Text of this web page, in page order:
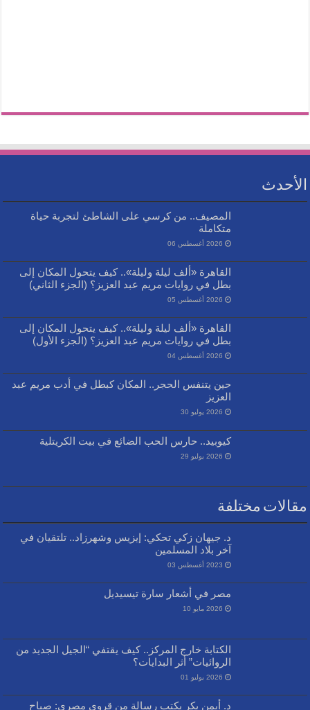
الأحدث
المصيف.. من كرسي على الشاطئ لتجربة حياة
متكاملة
2026 أغسطس 06
القاهرة «ألف ليلة وليلة».. كيف يتحول المكان إلى
بطل في روايات مريم عبد العزيز؟ (الجزء الثاني)
2026 أغسطس 05
القاهرة «ألف ليلة وليلة».. كيف يتحول المكان إلى
بطل في روايات مريم عبد العزيز؟ (الجزء الأول)
2026 أغسطس 04
حين يتنفس الحجر.. المكان كبطل في أدب مريم عبد
العزيز
2026 يوليو 30
كيوبيد.. حارس الحب الضائع في بيت الكريتلية
2026 يوليو 29
مقالات مختلفة
د. جيهان زكي تحكي: إيزيس وشهرزاد.. تلتقيان في
آخر بلاد المسلمين
2023 أغسطس 03
مصر في أشعار سارة تيسيديل
2026 مايو 10
الكتابة خارج المركز.. كيف يقتفي “الجيل الجديد من
الروائيات” أثر البدايات؟
2026 يوليو 01
د. أيمن بكر يكتب رسالة من قروي مصري: صباح